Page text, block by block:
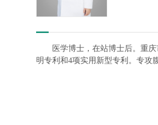
医学博士，在站博士后。重
明专利和4项实用新型专利。专攻